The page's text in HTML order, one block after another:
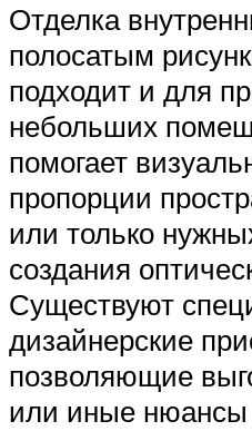
Отделка
полосатым
подходит и для
небольших
помогает
пропорции
или только
создания
Существуют
дизайнерские
позволяющие
или иные нюансы